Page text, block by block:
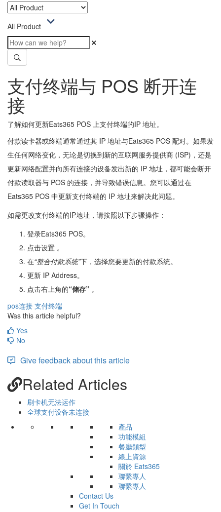
All Product
支付终端与 POS 断开连
接
了解如何更新Eats365 POS 上支付终端的IP 地址。
付款读卡器或终端通常通过其 IP 地址与Eats365 POS 配对。如果发
生任何网络变化，无论是切换到新的互联网服务提供商 (ISP)，还是
更新网络配置并向所有连接的设备发出新的 IP 地址，都可能会断开
付款读取器与 POS 的连接，并导致错误信息。您可以通过在
Eats365 POS 中更新支付终端的 IP 地址来解决此问题。
如需更改支付终端的IP地址，请按照以下步骤操作：
登录Eats365 POS。
点击设置 。
在“整合付款系统”下，选择您要更新的付款系统。
更新 IP Address。
点击右上角的“储存” 。
pos连接 支付终端
Was this article helpful?
Yes
No
Give feedback about this article
Related Articles
刷卡机无法运作
全球支付设备未连接
產品
功能模組
餐廳類型
線上資源
關於 Eats365
聯繫專人
聯繫專人
Contact Us
Get In Touch